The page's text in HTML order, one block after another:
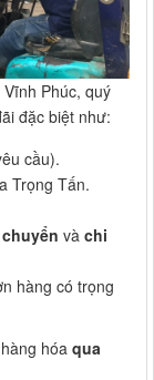
Phúc, quý
đặc biệt như:
cầu).
Trọng Tấn.
và chi
hàng có trọng
hóa qua